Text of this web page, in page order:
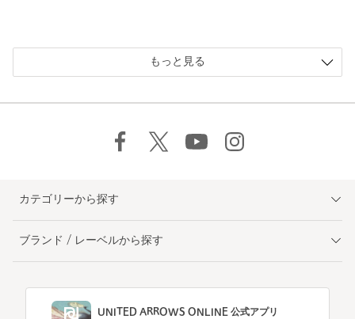
もっと見る
カテゴリーから探す
ブランド / レーベルから探す
UNITED ARROWS ONLINE 公式アプリ